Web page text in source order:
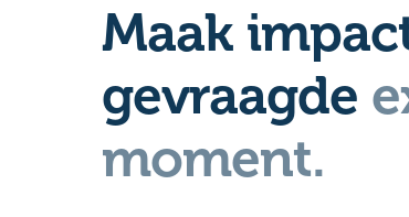
Maak
gevraagde
moment.